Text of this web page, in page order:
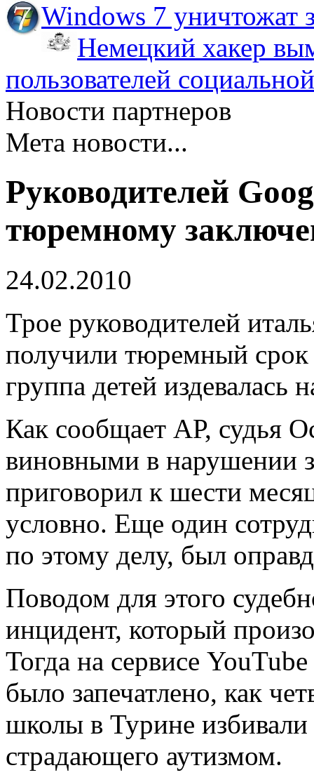
Windows 7 уничтожат
Немецкий хакер
пользователей
Новости партнеров
Мета новости...
Руководителей
тюремному
24.02.2010
Трое руководителей
получили тюремный срок
группа детей издевалась
Как сообщает АР, судья
виновными в нарушении
приговорил к шести
условно. Еще один
по этому делу, был
Поводом для этого
инцидент, который
Тогда на сервисе
было запечатлено, как
школы в Турине
страдающего аутизмом.